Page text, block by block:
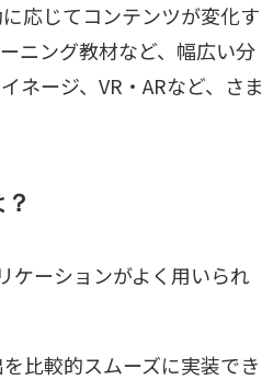
応じてコンテンツが変化す
ニング教材など、幅広い分
ネージ、VR・ARなど、さま
ケーションがよく用いられ
比較的スムーズに実装でき